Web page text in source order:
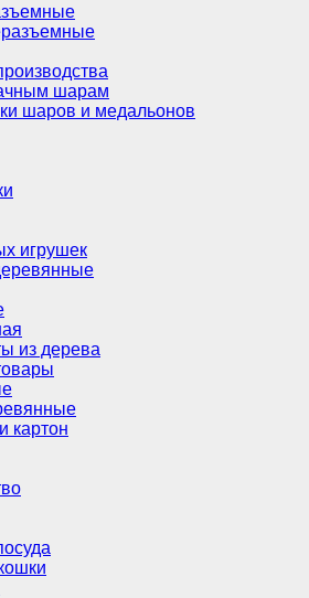
шарам
шаров и медальонов
игрушек
из дерева
картон